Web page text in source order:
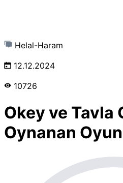
Helal-Haram
12.12.2024
10726
Okey ve Tavla
Oynanan